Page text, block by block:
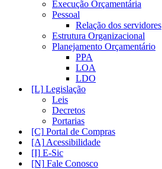
Execução Orçamentária
Pessoal
Relação dos servidores
Estrutura Organizacional
Planejamento Orçamentário
PPA
LOA
LDO
Legislação
Leis
Decretos
Portarias
Portal de Compras
Acessibilidade
E-Sic
Fale Conosco